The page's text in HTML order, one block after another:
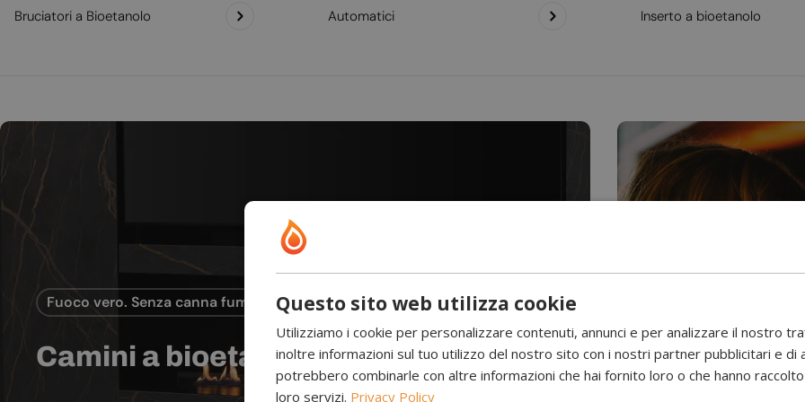
Bruciatori a Bioetanolo Automatici Inserto a bioetanolo
Fuoco vero. Senza canna fumaria.
Camini a bioetanolo Camini a
Questo sito web utilizza cookie
Utilizziamo i cookie per personalizzare contenuti, annunci e per analizzare il nostro
inoltre informazioni sul tuo utilizzo del nostro sito con i nostri partner pubblicitari e di
potrebbero combinarle con altre informazioni che hai fornito loro o che hanno
loro servizi. Privacy Policy